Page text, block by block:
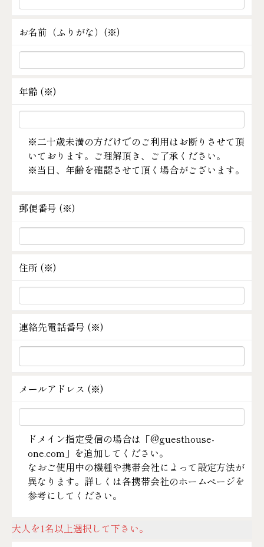
お名前（ふりがな）(※)
年齢 (※)
※二十歳未満の方だけでのご利用はお断りさせて頂
いております。ご理解頂き、ご了承ください。
※当日、年齢を確認させて頂く場合がございます。
郵便番号 (※)
住所 (※)
連絡先電話番号 (※)
メールアドレス (※)
ドメイン指定受信の場合は「@guesthouse-
one.com」を追加してください。
なおご使用中の機種や携帯会社によって設定方法が
異なります。詳しくは各携帯会社のホームページを
参考にしてください。
大人を1名以上選択して下さい。